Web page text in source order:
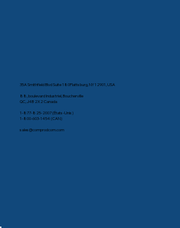
35A Smithfield Blvd Suite 180Plattsburg, NY 12901, USA
88, boulevard Industriel, Boucherville
QC, J4B 2X2 Canada
1-877-825-2007 (États-Unis)
1-800-603-1454 (CAN)
sales@comprodcom.com